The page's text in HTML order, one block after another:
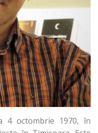
4 octombrie 1970, în